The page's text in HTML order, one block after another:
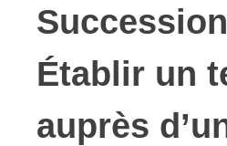
Établir un
auprès